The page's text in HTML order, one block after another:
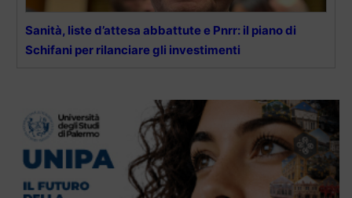
Sanità, liste d’attesa abbattute e Pnrr: il piano di
Schifani per rilanciare gli investimenti